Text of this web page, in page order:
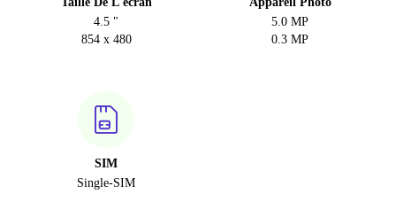
4.5 "
854 x 480
5.0 MP
0.3 MP
SIM
Single-SIM